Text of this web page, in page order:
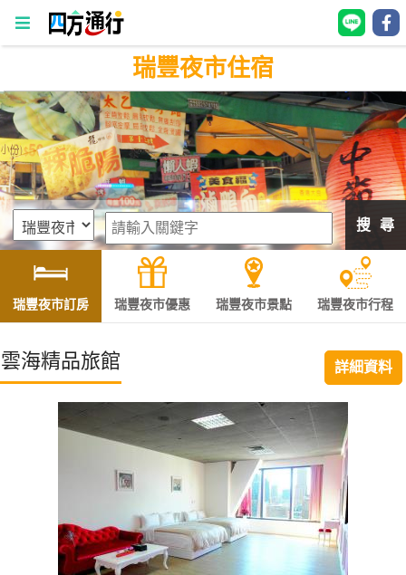
四
方
通
行
訂
房
灣
訂
房
直接跟飯店訂房HOT
瑞豐夜市住宿
搜 尋
瑞豐夜市訂房 瑞豐夜市優惠 瑞豐夜市景點 瑞豐夜市行程
雲海精品旅館 詳細資料